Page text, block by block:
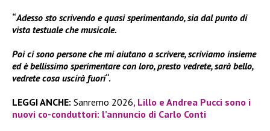
“Adesso sto scrivendo e quasi sperimentando, sia dal punto di
vista testuale che musicale.
Poi ci sono persone che mi aiutano a scrivere, scriviamo insieme
ed è bellissimo sperimentare con loro, presto vedrete, sarà bello,
vedrete cosa uscirà fuori“.
LEGGI ANCHE: Sanremo 2026, Lillo e Andrea Pucci sono i
nuovi co-conduttori: l’annuncio di Carlo Conti